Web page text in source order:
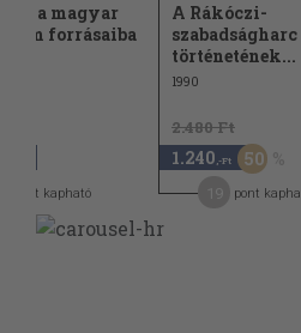
a magyar
forrásaiba
pont kapható
A Rákóczi-
szabadságharc
történetének...
1990
2.480 Ft
1.240 ,-Ft 50
pont